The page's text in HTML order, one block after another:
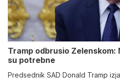
Tramp odbrusio Zelenskom:
su potrebne
Predsednik SAD Donald Tramp